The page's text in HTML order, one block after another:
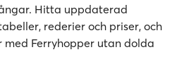
Hitta uppdaterad
rederier och priser, och
Ferryhopper utan dolda